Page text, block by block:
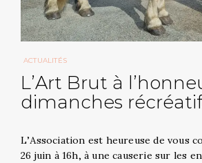
ACTUALITÉS
L’Art Brut à
dimanches
L’Association est heureuse de vous
26 juin à 16h, à une causerie sur les